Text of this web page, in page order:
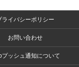
ライバシーポリシー
お問い合わせ
プッシュ通知について